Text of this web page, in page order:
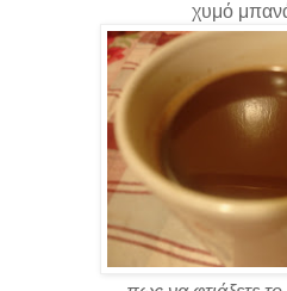
χυμό